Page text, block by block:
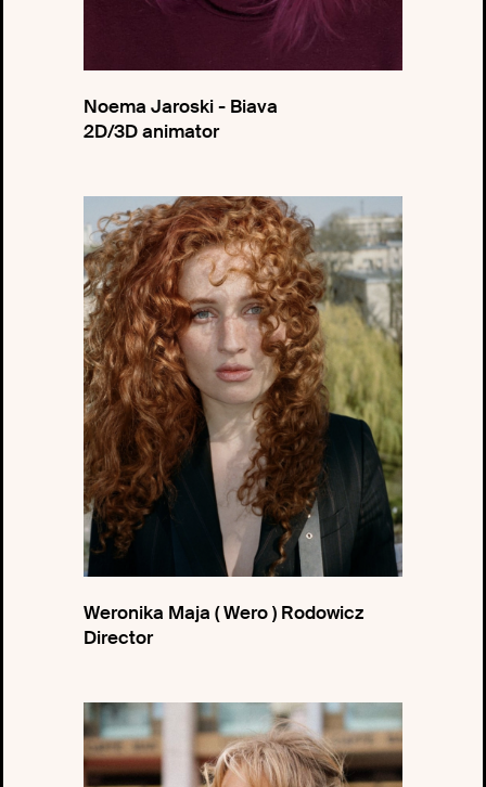
Noema Jaroski - Biava
2D/3D animator
Weronika Maja ( Wero ) Rodowicz
Director